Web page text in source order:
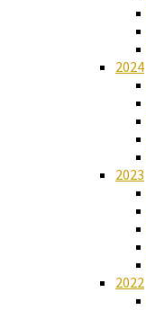
2024
2023
2022